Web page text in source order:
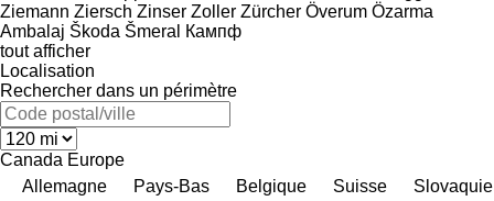
Ziemann Ziersch Zinser Zoller Zürcher Överum Özarma
Ambalaj Škoda Šmeral
Кампф
tout afficher
Localisation
Rechercher dans un périmètre
Canada Europe
Allemagne
Pays-Bas Belgique Suisse
Slovaquie